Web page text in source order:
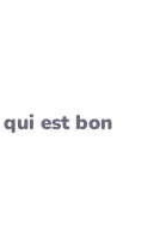
est bon